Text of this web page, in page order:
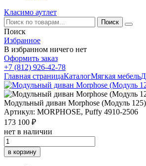
Класимо аутлет
Поиск
Избранное
В избранном ничего нет
Оформить заказ
+7 (812) 926-42-78
Главная страницаКаталогМягкая мебель
Модульный диван Morphose (Модуль 125)
Артикул: MORPHOSE, Puffy 4910-2506
173 100 ₽
нет в наличии
в корзину